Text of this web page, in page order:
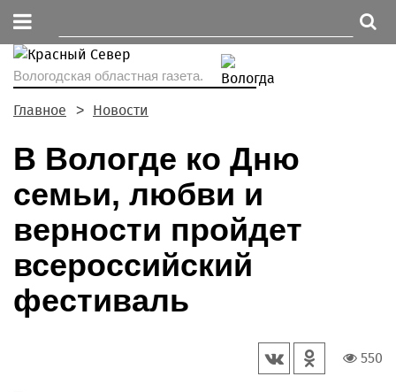
Вологодская областная газета.
Главное Новости
В Вологде ко Дню
семьи, любви и
верности пройдет
всероссийский
фестиваль
550